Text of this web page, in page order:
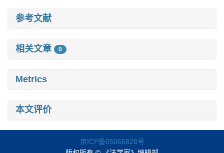
参考文献
相关文章 0
Metrics
本文评价
京ICP备05066828号